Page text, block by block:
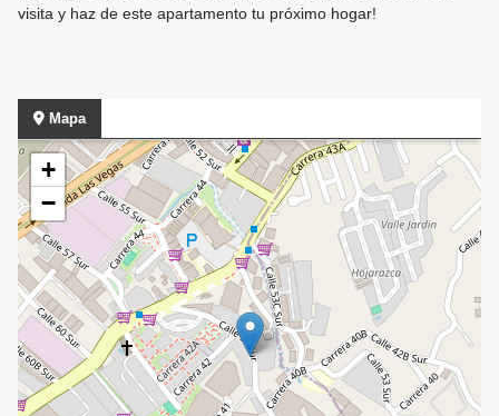
visita y haz de este apartamento tu próximo hogar!
Mapa
+
−